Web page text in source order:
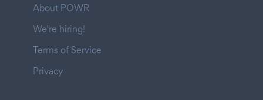
About POWR
We're hiring!
Terms of Service
Privacy